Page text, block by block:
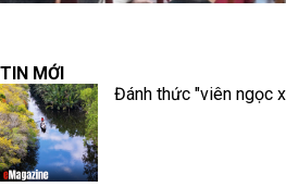
TIN MỚI
Đánh thức "viên ngọc